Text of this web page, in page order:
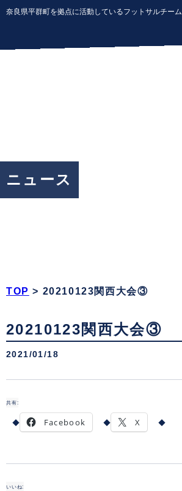
奈良県平群町を拠点に活動しているフットサルチーム
ニュース
TOP > 20210123関西大会③
20210123関西大会③
2021/01/18
共有:
Facebook X
いいね: